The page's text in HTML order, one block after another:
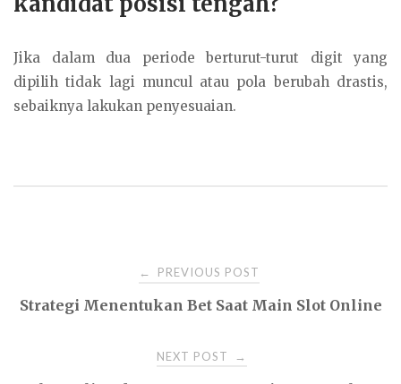
Jika dalam dua periode berturut-turut digit yang
dipilih tidak lagi muncul atau pola berubah drastis,
sebaiknya lakukan penyesuaian.
navigation
← PREVIOUS POST
Strategi Menentukan Bet Saat Main Slot Online
NEXT POST →